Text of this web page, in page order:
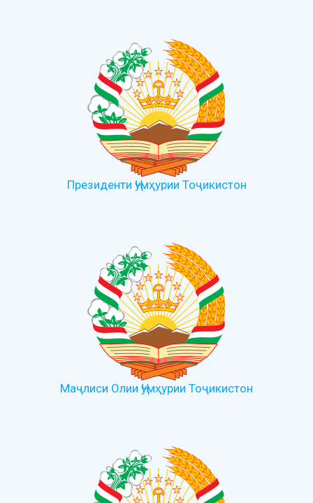
Президенти Ҷумҳурии Тоҷикистон
Маҷлиси Олии Ҷумҳурии Тоҷикистон